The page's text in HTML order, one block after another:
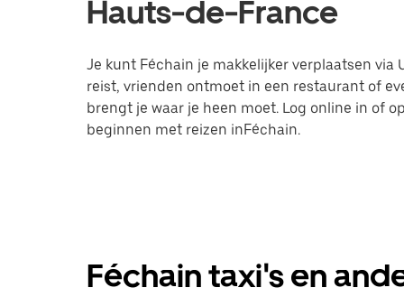
Hauts-de-France
Je kunt Féchain je makkelijker verplaatsen
reist, vrienden ontmoet in een restaurant of
brengt je waar je heen moet. Log online in of
beginnen met reizen inFéchain.
Féchain taxi's en